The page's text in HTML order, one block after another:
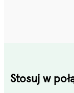
Stosuj w